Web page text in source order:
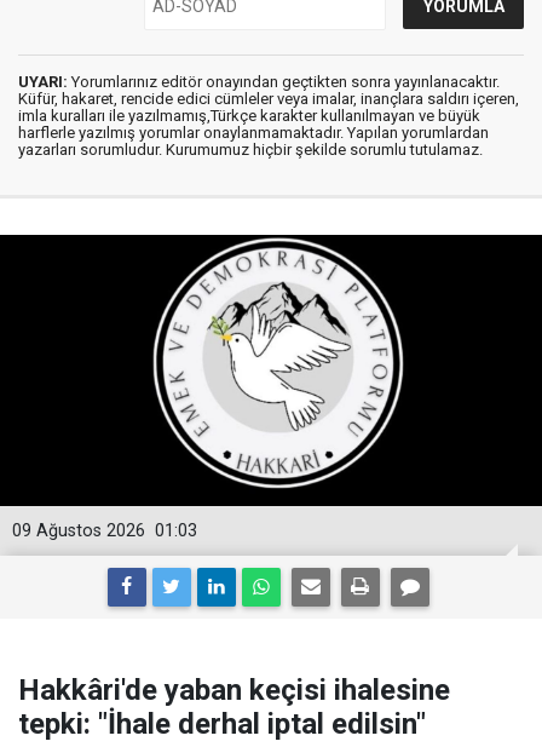
UYARI: Yorumlarınız editör onayından geçtikten sonra yayınlanacaktır.
Küfür, hakaret, rencide edici cümleler veya imalar, inançlara saldırı içeren,
imla kuralları ile yazılmamış,Türkçe karakter kullanılmayan ve büyük
harflerle yazılmış yorumlar onaylanmamaktadır. Yapılan yorumlardan
yazarları sorumludur. Kurumumuz hiçbir şekilde sorumlu tutulamaz.
01:03
09 Ağustos 2026
Hakkâri'de yaban keçisi ihalesine
tepki: "İhale derhal iptal edilsin"